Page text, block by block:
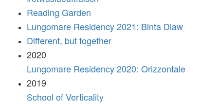
Reading Garden
Lungomare Residency 2021: Binta Diaw
Different, but together
2020
Lungomare Residency 2020: Orizzontale
2019
School of Verticality